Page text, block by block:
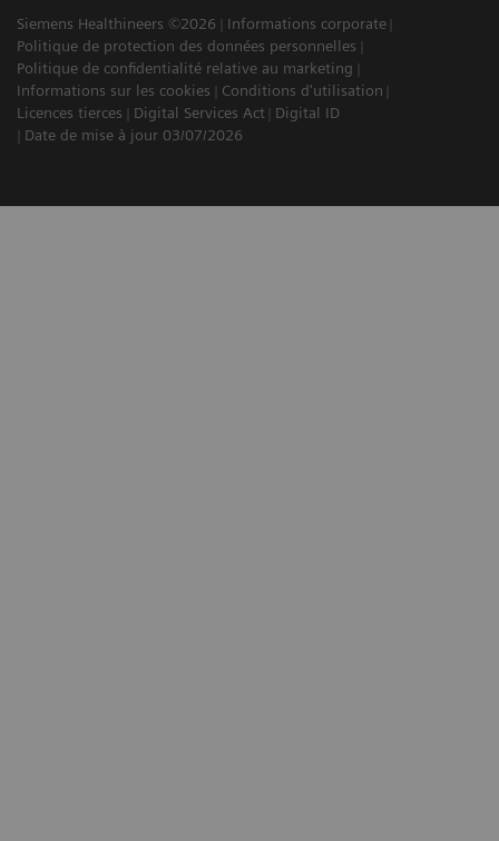
Siemens Healthineers ©2026
Informations corporate
Politique de protection des données personnelles
Politique de confidentialité relative au marketing
Informations sur les cookies
Conditions d'utilisation
Licences tierces
Digital Services Act
Digital ID
Date de mise à jour 03/07/2026